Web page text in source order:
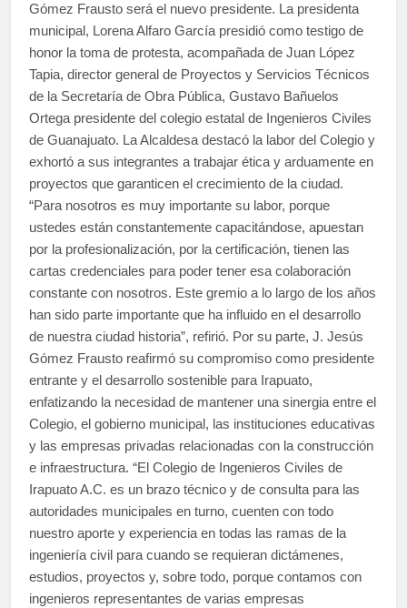
Gómez Frausto será el nuevo presidente. La presidenta
municipal, Lorena Alfaro García presidió como testigo de
honor la toma de protesta, acompañada de Juan López
Tapia, director general de Proyectos y Servicios Técnicos
de la Secretaría de Obra Pública, Gustavo Bañuelos
Ortega presidente del colegio estatal de Ingenieros Civiles
de Guanajuato. La Alcaldesa destacó la labor del Colegio y
exhortó a sus integrantes a trabajar ética y arduamente en
proyectos que garanticen el crecimiento de la ciudad.
“Para nosotros es muy importante su labor, porque
ustedes están constantemente capacitándose, apuestan
por la profesionalización, por la certificación, tienen las
cartas credenciales para poder tener esa colaboración
constante con nosotros. Este gremio a lo largo de los años
han sido parte importante que ha influido en el desarrollo
de nuestra ciudad historia”, refirió. Por su parte, J. Jesús
Gómez Frausto reafirmó su compromiso como presidente
entrante y el desarrollo sostenible para Irapuato,
enfatizando la necesidad de mantener una sinergia entre el
Colegio, el gobierno municipal, las instituciones educativas
y las empresas privadas relacionadas con la construcción
e infraestructura. “El Colegio de Ingenieros Civiles de
Irapuato A.C. es un brazo técnico y de consulta para las
autoridades municipales en turno, cuenten con todo
nuestro aporte y experiencia en todas las ramas de la
ingeniería civil para cuando se requieran dictámenes,
estudios, proyectos y, sobre todo, porque contamos con
ingenieros representantes de varias empresas